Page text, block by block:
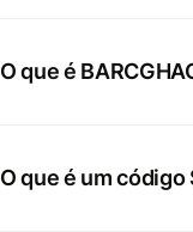
O que é
O que é um